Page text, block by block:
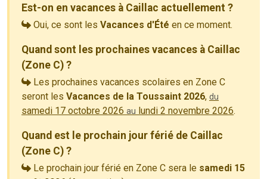
Est-on en vacances à Caillac actuellement ?
Oui, ce sont les Vacances d'Été en ce moment.
Quand sont les prochaines vacances à Caillac
(Zone C) ?
Les prochaines vacances scolaires en Zone C
seront les Vacances de la Toussaint 2026, du
samedi 17 octobre 2026 au lundi 2 novembre 2026.
Quand est le prochain jour férié de Caillac
(Zone C) ?
Le prochain jour férié en Zone C sera le samedi 15